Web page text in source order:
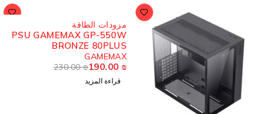
مزودات الطاقة
PSU GAMEMAX GP-550W
BRONZE 80PLUS
GAMEMAX
230.00₪190.00
قراءة المزيد